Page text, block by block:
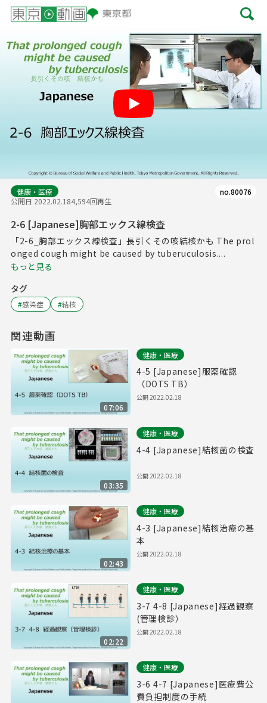
健康・医療
公開日 2022.02.184,594回再生
no.80076
2-6 [Japanese]胸部エックス線検査
「2-6_胸部エックス線検査」長引くその咳結核かも The prol
onged cough might be caused by tuberuculosis....
もっと見る
タグ
#感染症 #結核
関連動画
07:06
健康・医療
4-5 [Japanese]服薬確認
（DOTS TB）
公開2022.02.18
03:35
健康・医療
4-4 [Japanese]結核菌の検査
公開2022.02.18
02:43
健康・医療
4-3 [Japanese]結核治療の基
本
公開2022.02.18
02:22
健康・医療
3-7 4-8 [Japanese]経過観察
(管理検診）
公開2022.02.18
健康・医療
3-6 4-7 [Japanese]医療費公
費負担制度の手続